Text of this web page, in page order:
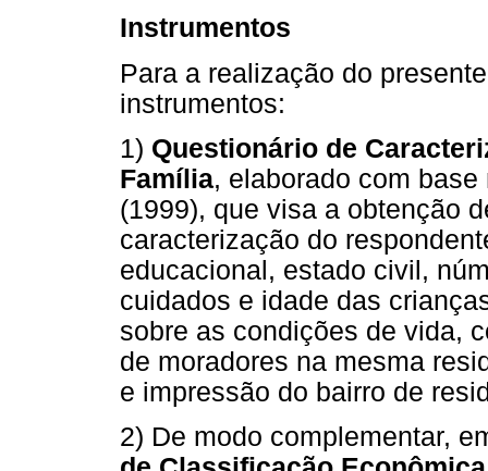
Instrumentos
Para a realização do
instrumentos:
1) Questionário de
Família, elaborado com
(1999), que visa a obtenção
caracterização do
educacional, estado civil,
cuidados e idade das
sobre as condições de vida,
de moradores na mesma
e impressão do bairro de
2) De modo complementar,